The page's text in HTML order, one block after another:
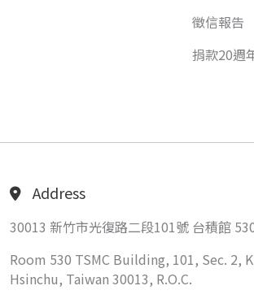
徵信報告
捐款20週
Address
30013 新竹市光復路二段101號 台積館
Room 530 TSMC Building, 101, Sec. 2,
Hsinchu, Taiwan 30013, R.O.C.